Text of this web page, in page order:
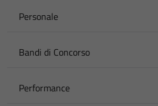
Personale
Bandi di Concorso
Performance